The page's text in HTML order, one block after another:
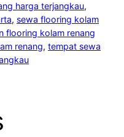
harga terjangkau
, sewa flooring kolam
flooring kolam renang
renang, tempat sewa